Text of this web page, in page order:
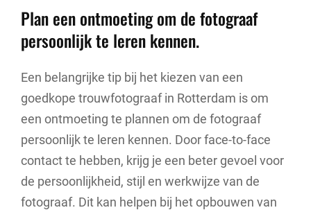
Plan een ontmoeting om de fotograaf
persoonlijk te leren kennen.
Een belangrijke tip bij het kiezen van een
goedkope trouwfotograaf in Rotterdam is om
een ontmoeting te plannen om de fotograaf
persoonlijk te leren kennen. Door face-to-face
contact te hebben, krijg je een beter gevoel voor
de persoonlijkheid, stijl en werkwijze van de
fotograaf. Dit kan helpen bij het opbouwen van